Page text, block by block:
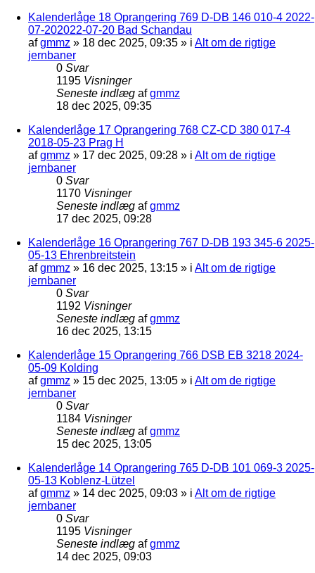
Kalenderlåge 18 Oprangering 769 D-DB 146 010-4 2022-
07-202022-07-20 Bad Schandau
afgmmz » 18 dec 2025, 09:35 » i Alt om de rigtige
jernbaner
0 Svar
1195 Visninger
Seneste indlæg afgmmz
18 dec 2025, 09:35
Kalenderlåge 17 Oprangering 768 CZ-CD 380 017-4
2018-05-23 Prag H
afgmmz » 17 dec 2025, 09:28 » i Alt om de rigtige
jernbaner
0 Svar
1170 Visninger
Seneste indlæg afgmmz
17 dec 2025, 09:28
Kalenderlåge 16 Oprangering 767 D-DB 193 345-6 2025-
05-13 Ehrenbreitstein
afgmmz » 16 dec 2025, 13:15 » i Alt om de rigtige
jernbaner
0 Svar
1192 Visninger
Seneste indlæg afgmmz
16 dec 2025, 13:15
Kalenderlåge 15 Oprangering 766 DSB EB 3218 2024-
05-09 Kolding
afgmmz » 15 dec 2025, 13:05 » i Alt om de rigtige
jernbaner
0 Svar
1184 Visninger
Seneste indlæg afgmmz
15 dec 2025, 13:05
Kalenderlåge 14 Oprangering 765 D-DB 101 069-3 2025-
05-13 Koblenz-Lützel
afgmmz » 14 dec 2025, 09:03 » i Alt om de rigtige
jernbaner
0 Svar
1195 Visninger
Seneste indlæg afgmmz
14 dec 2025, 09:03